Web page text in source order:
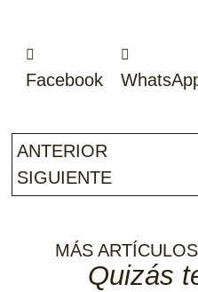
Facebook
ANTERIOR
SIGUIENTE
MÁS
Quizás